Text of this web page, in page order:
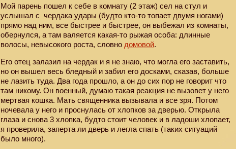
Мой парень пошел к себе в комнату (2 этаж) сел на стул и
услышал с чердака удары (будто кто-то топает двумя ногами)
прямо над ним, все быстрее и быстрее, он выбежал из комнаты,
обернулся, а там валяется какая-то рыжая особа: длинные
волосы, невысокого роста, словно домовой.
Его отец залазил на чердак и я не знаю, что могла его заставить,
но он вышел весь бледный и забил его досками, сказав, больше
не лазить туда. Два года прошло, а он до сих пор не говорит что
там никому. Он военный, думаю такая реакция не вызовет у него
мертвая кошка. Мать священника вызывала и все зря. Потом
ночевала у него и проснулась от хлопков за дверью. Открыла
глаза и снова 3 хлопка, будто стоит человек и в ладоши хлопает,
я проверила, заперта ли дверь и легла спать (таких ситуаций
было много).